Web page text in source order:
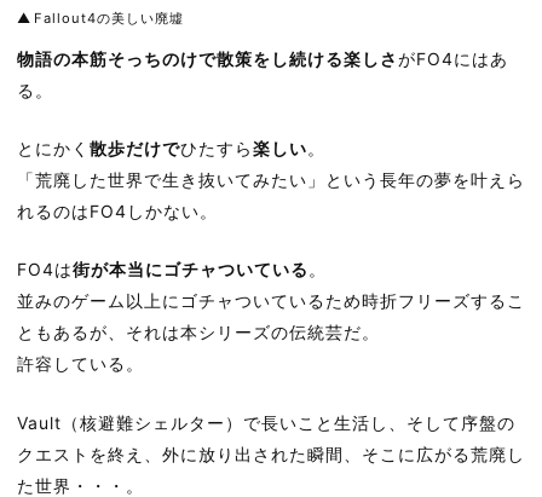
Fallout4の美しい廃墟
物語の本筋そっちのけで散策をし続ける楽しさがFO4にはあ
る。
とにかく 散歩だけでひたすら楽しい。
「荒廃した世界で生き抜いてみたい」という長年の夢を叶えら
れるのはFO4しかない。
FO4は街が本当にゴチャついている 。
並みのゲーム以上にゴチャついているため時折フリーズするこ
ともあるが、それは本シリーズの伝統芸だ。
許容している。
Vault（核避難シェルター）で長いこと生活し、そして序盤の
クエストを終え、外に放り出された瞬間、そこに広がる荒廃し
た世界・・・。